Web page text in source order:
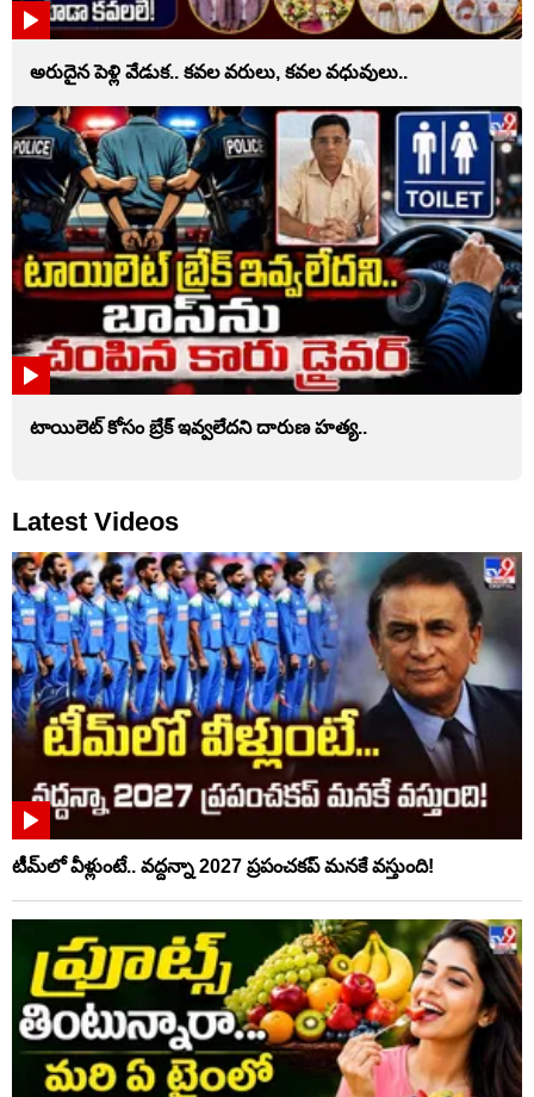
అరుదైన పెళ్లి వేడుక.. కవల వరులు, కవల వధువులు..
టాయిలెట్‌ కోసం బ్రేక్‌ ఇవ్వలేదని దారుణ హత్య..
Latest Videos
టీమ్‌లో వీళ్లుంటే.. వద్దన్నా 2027 ప్రపంచకప్‌ మనకే వస్తుంది!